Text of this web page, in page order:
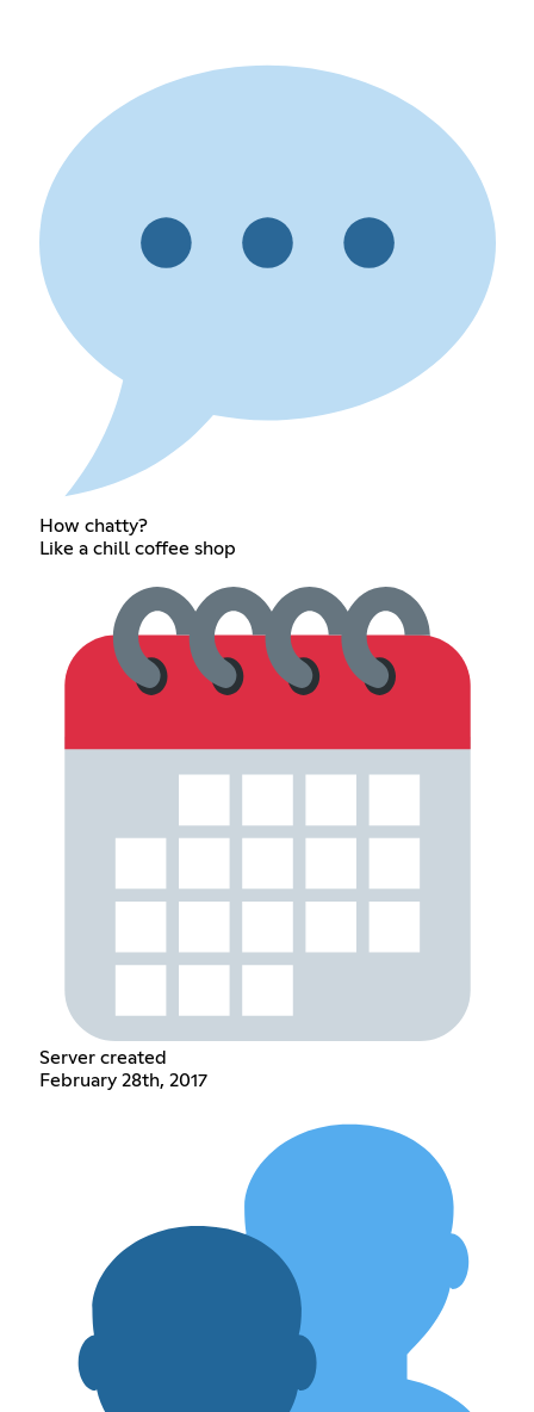
How chatty?
Like a chill coffee shop
Server created
February 28th, 2017